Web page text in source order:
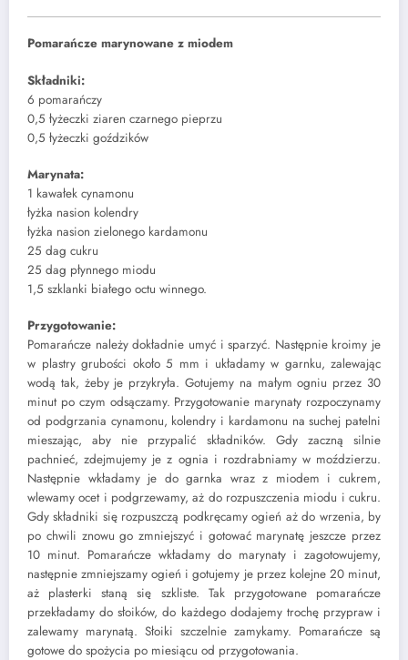
Pomarańcze marynowane z miodem
Składniki:
6 pomarańczy
0,5 łyżeczki ziaren czarnego pieprzu
0,5 łyżeczki goździków
Marynata:
1 kawałek cynamonu
łyżka nasion kolendry
łyżka nasion zielonego kardamonu
25 dag cukru
25 dag płynnego miodu
1,5 szklanki białego octu winnego.
Przygotowanie:
Pomarańcze należy dokładnie umyć i sparzyć. Następnie kroimy je
w plastry grubości około 5 mm i układamy w garnku, zalewając
wodą tak, żeby je przykryła. Gotujemy na małym ogniu przez 30
minut po czym odsączamy. Przygotowanie marynaty rozpoczynamy
od podgrzania cynamonu, kolendry i kardamonu na suchej patelni
mieszając, aby nie przypalić składników. Gdy zaczną silnie
pachnieć, zdejmujemy je z ognia i rozdrabniamy w moździerzu.
Następnie wkładamy je do garnka wraz z miodem i cukrem,
wlewamy ocet i podgrzewamy, aż do rozpuszczenia miodu i cukru.
Gdy składniki się rozpuszczą podkręcamy ogień aż do wrzenia, by
po chwili znowu go zmniejszyć i gotować marynatę jeszcze przez
10 minut. Pomarańcze wkładamy do marynaty i zagotowujemy,
następnie zmniejszamy ogień i gotujemy je przez kolejne 20 minut,
aż plasterki staną się szkliste. Tak przygotowane pomarańcze
przekładamy do słoików, do każdego dodajemy trochę przypraw i
zalewamy marynatą. Słoiki szczelnie zamykamy. Pomarańcze są
gotowe do spożycia po miesiącu od przygotowania.